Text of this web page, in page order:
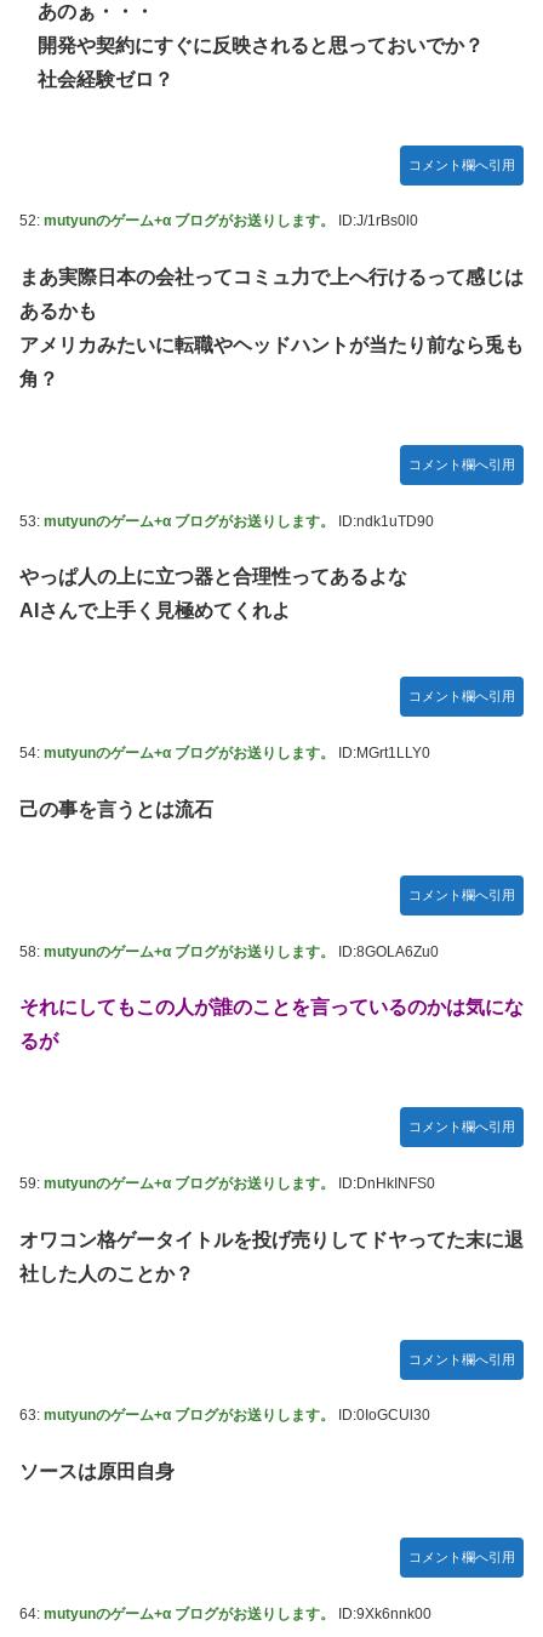
あのぁ・・・
開発や契約にすぐに反映されると思っておいでか？
社会経験ゼロ？
コメント欄へ引用
52: mutyunのゲーム+α ブログがお送りします。 ID:J/1rBs0l0
まあ実際日本の会社ってコミュ力で上へ行けるって感じは
あるかも
アメリカみたいに転職やヘッドハントが当たり前なら兎も
角？
コメント欄へ引用
53: mutyunのゲーム+α ブログがお送りします。 ID:ndk1uTD90
やっぱ人の上に立つ器と合理性ってあるよな
AIさんで上手く見極めてくれよ
コメント欄へ引用
54: mutyunのゲーム+α ブログがお送りします。 ID:MGrt1LLY0
己の事を言うとは流石
コメント欄へ引用
58: mutyunのゲーム+α ブログがお送りします。 ID:8GOLA6Zu0
それにしてもこの人が誰のことを言っているのかは気にな
るが
コメント欄へ引用
59: mutyunのゲーム+α ブログがお送りします。 ID:DnHkINFS0
オワコン格ゲータイトルを投げ売りしてドヤってた末に退
社した人のことか？
コメント欄へ引用
63: mutyunのゲーム+α ブログがお送りします。 ID:0IoGCUl30
ソースは原田自身
コメント欄へ引用
64: mutyunのゲーム+α ブログがお送りします。 ID:9Xk6nnk00